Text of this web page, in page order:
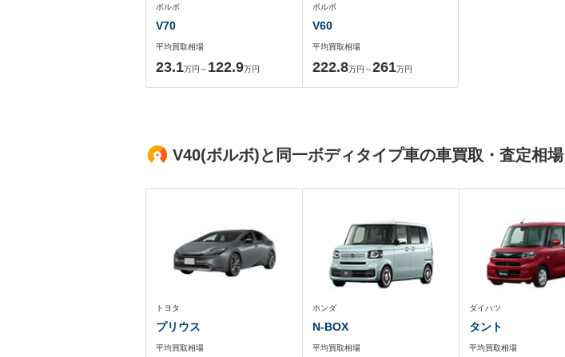
ボルボ
V70
平均買取相場
23.1万円～ 122.9万円
ボルボ
V60
平均買取相場
222.8万円～261万円
V40(ボルボ)と同一ボディタイプ車の車買取・査定相場
トヨタ
プリウス
平均買取相場
ホンダ
N-BOX
平均買取相場
ダイハツ
タント
平均買取相場